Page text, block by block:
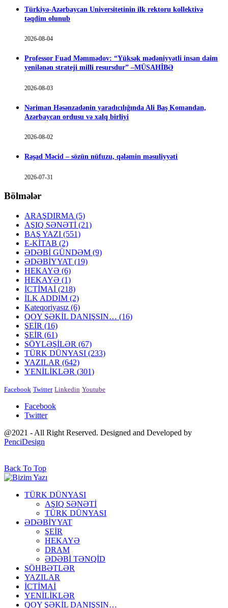
Türkiyə-Azərbaycan Universitetinin ilk rektoru kollektivə
təqdim olunub
2026-08-04
Professor Fuad Məmmədov: “Yüksək mədəniyyətli insan daim
yenilənən strateji milli resursdur” –MÜSAHİBƏ
2026-08-03
Nəriman Həsənzadənin yaradıcılığında Ali Baş Komandan,
Azərbaycan ordusu və xalq birliyi
2026-08-02
Rəşad Məcid – sözün nüfuzu, qələmin məsuliyyəti
2026-07-31
Bölmələr
ARAŞDIRMA (5)
AŞIQ SƏNƏTİ (21)
BAŞ YAZI (551)
E-KİTAB (2)
ƏDƏBİ GÜNDƏM (9)
ƏDƏBİYYAT (19)
HEKAYƏ (6)
HEKAYƏ (1)
İCTİMAİ (218)
İLK ADDIM (2)
Kateqoriyasız (6)
QOY ŞƏKİL DANIŞSIN… (16)
ŞEİR (16)
ŞEİR (61)
SÖYLƏŞİLƏR (67)
TÜRK DÜNYASI (233)
YAZILAR (642)
YENİLİKLƏR (301)
Facebook Twitter Linkedin Youtube
Facebook
Twitter
@2021 - All Right Reserved. Designed and Developed by
PenciDesign
Back To Top
TÜRK DÜNYASI
AŞIQ SƏNƏTİ
TÜRK DÜNYASI
ƏDƏBİYYAT
ŞEİR
HEKAYƏ
DRAM
ƏDƏBİ TƏNQİD
SÖHBƏTLƏR
YAZILAR
İCTİMAİ
YENİLİKLƏR
QOY ŞƏKİL DANIŞSIN…